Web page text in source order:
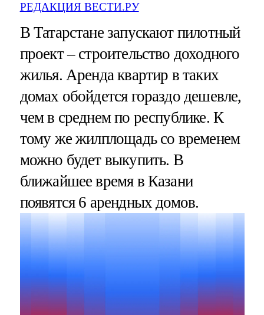
РЕДАКЦИЯ ВЕСТИ.РУ
В Татарстане запускают пилотный
проект – строительство доходного
жилья. Аренда квартир в таких
домах обойдется гораздо дешевле,
чем в среднем по республике. К
тому же жилплощадь со временем
можно будет выкупить. В
ближайшее время в Казани
появятся 6 арендных домов.